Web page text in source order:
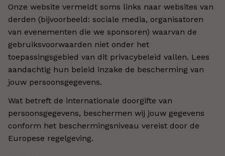
Onze website vermeldt soms links naar websites van
derden (bijvoorbeeld: sociale media, organisatoren
van evenementen die we sponsoren) waarvan de
gebruiksvoorwaarden niet onder het
toepassingsgebied van dit privacybeleid vallen. Lees
aandachtig hun beleid inzake de bescherming van
jouw persoonsgegevens.
Wat betreft de internationale doorgifte van
persoonsgegevens, beschermen wij jouw gegevens
conform het beschermingsniveau vereist door de
Europese regelgeving.